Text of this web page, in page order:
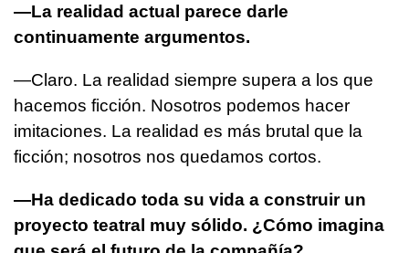
—La realidad actual parece darle
continuamente argumentos.
—Claro. La realidad siempre supera a los que
hacemos ficción. Nosotros podemos hacer
imitaciones. La realidad es más brutal que la
ficción; nosotros nos quedamos cortos.
—Ha dedicado toda su vida a construir un
proyecto teatral muy sólido. ¿Cómo imagina